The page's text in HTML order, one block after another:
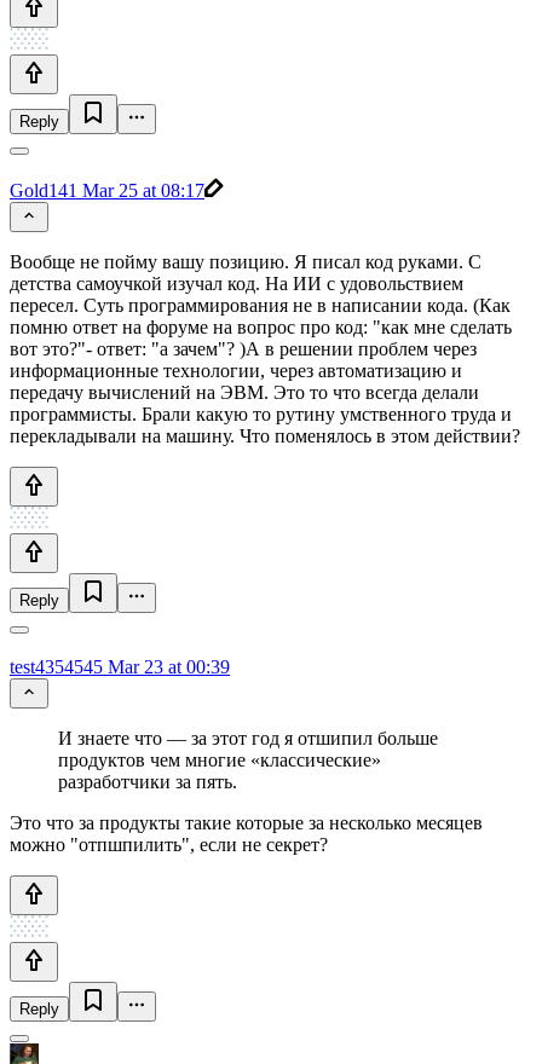
Reply
Gold141 Mar 25 at 08:17
Вообще не пойму вашу позицию. Я писал код руками. С
детства самоучкой изучал код. На ИИ с удовольствием
пересел. Суть программирования не в написании кода. (Как
помню ответ на форуме на вопрос про код: "как мне сделать
вот это?"- ответ: "а зачем"? )А в решении проблем через
информационные технологии, через автоматизацию и
передачу вычислений на ЭВМ. Это то что всегда делали
программисты. Брали какую то рутину умственного труда и
перекладывали на машину. Что поменялось в этом действии?
Reply
test4354545 Mar 23 at 00:39
И знаете что — за этот год я отшипил больше
продуктов чем многие «классические»
разработчики за пять.
Это что за продукты такие которые за несколько месяцев
можно "отпшпилить", если не секрет?
Reply